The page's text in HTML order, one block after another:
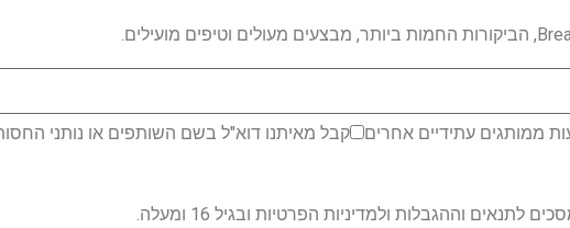
ממותגים עתידיים אחרים קבל מאיתנו דוא"ל בשם השותפים או נותני
וההגבלות ולמדיניות הפרטיות ובגיל 16 ומעלה.